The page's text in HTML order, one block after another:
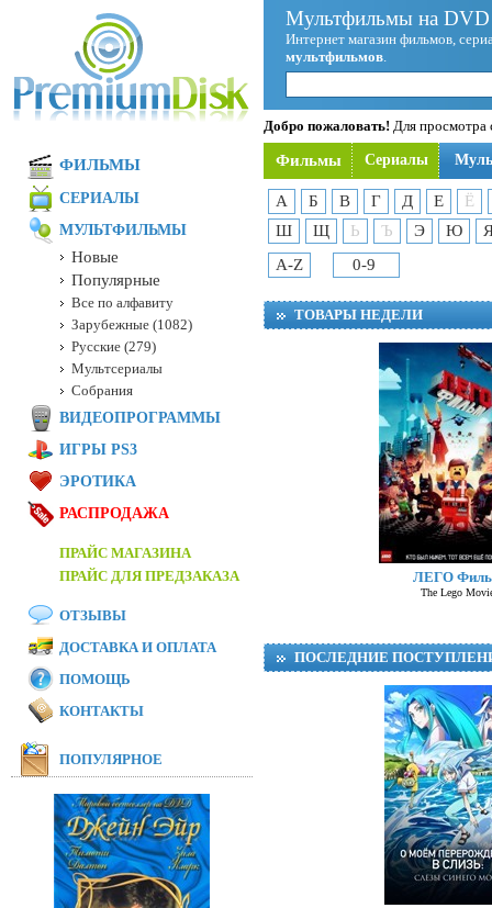
Мультфильмы на
Интернет магазин фильмов,
мультфильмов.
Добро пожаловать! Для просмотра
Фильмы Сериалы
А Б В Г Д Е
Ё
Ш
Щ Ь Ъ Э Ю
A-Z
0-9
ТОВАРЫ НЕДЕЛИ
ЛЕГО
The Lego
ПОСЛЕДНИЕ
ФИЛЬМЫ
СЕРИАЛЫ
МУЛЬТФИЛЬМЫ
Новые
Популярные
Все по алфавиту
Зарубежные (1082)
Русские (279)
Мультсериалы
Собрания
ВИДЕОПРОГРАММЫ
ИГРЫ PS3
ЭРОТИКА
РАСПРОДАЖА
ПРАЙС МАГАЗИНА
ПРАЙС ДЛЯ ПРЕДЗАКАЗА
ОТЗЫВЫ
ДОСТАВКА И ОПЛАТА
ПОМОЩЬ
КОНТАКТЫ
ПОПУЛЯРНОЕ